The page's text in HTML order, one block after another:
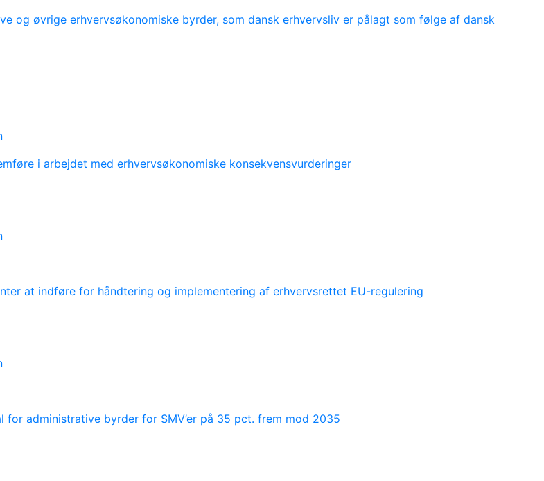
og øvrige erhvervsøkonomiske byrder, som dansk erhvervsliv er pålagt som følge af dansk
i arbejdet med erhvervsøkonomiske konsekvensvurderinger
at indføre for håndtering og implementering af erhvervsrettet EU-regulering
administrative byrder for SMV’er på 35 pct. frem mod 2035